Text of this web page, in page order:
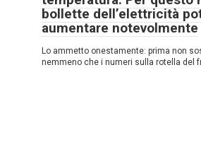
bollette dell’elettricità
aumentare notevolmente
Lo ammetto onestamente: prima non
nemmeno che i numeri sulla rotella del